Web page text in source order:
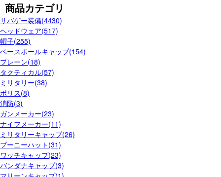
商品カテゴリ
サバゲー装備(4430)
ヘッドウェア(517)
帽子(255)
ベースボールキャップ(154)
プレーン(18)
タクティカル(57)
ミリタリー(38)
ポリス(8)
消防(3)
ガンメーカー(23)
ナイフメーカー(11)
ミリタリーキャップ(26)
ブーニーハット(31)
ワッチキャップ(23)
バンダナキャップ(3)